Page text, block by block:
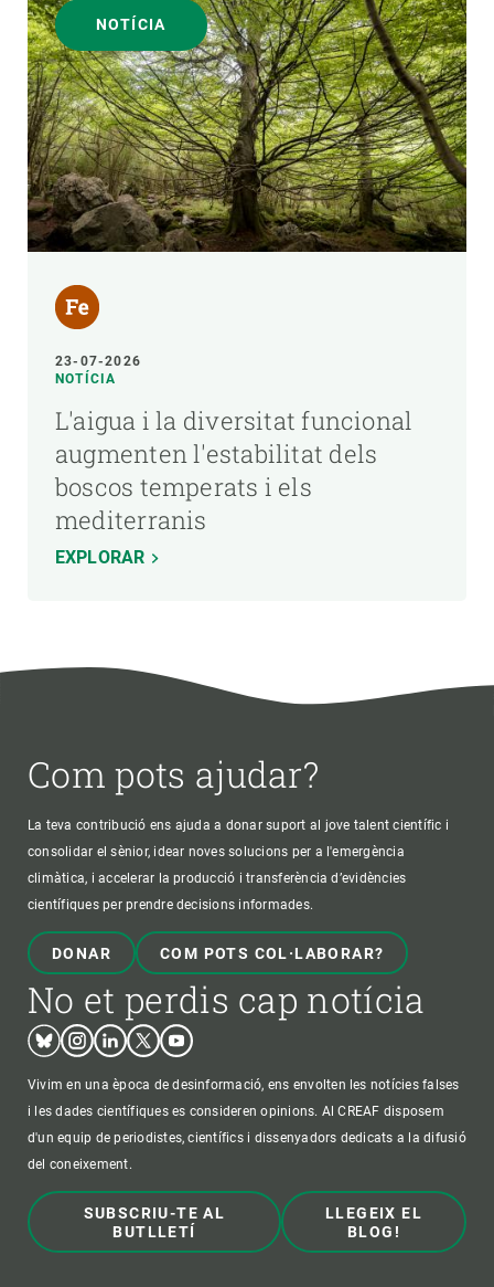
NOTÍCIA
23-07-2026
NOTÍCIA
L'aigua i la diversitat funcional
augmenten l'estabilitat dels
boscos temperats i els
mediterranis
EXPLORAR
Com pots ajudar?
La teva contribució ens ajuda a donar suport al jove talent científic i
consolidar el sènior, idear noves solucions per a l'emergència
climàtica, i accelerar la producció i transferència d’evidències
científiques per prendre decisions informades.
DONAR COM POTS COL·LABORAR?
No et perdis cap notícia
BlueskyInstagram
LinkedinTwitterYoutube
Vivim en una època de desinformació, ens envolten les notícies falses
i les dades científiques es consideren opinions. Al CREAF disposem
d'un equip de periodistes, científics i dissenyadors dedicats a la difusió
del coneixement.
SUBSCRIU-TE AL
BUTLLETÍ
LLEGEIX EL
BLOG!